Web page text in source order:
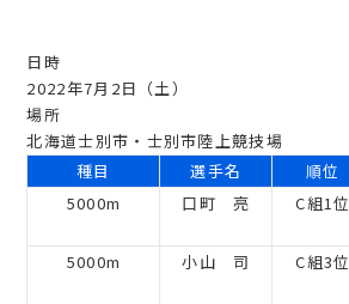
日時
2022年7月2日（土）
場所
北海道士別市・士別市陸上競技場
種目
選手名 順位
5000m
口町 亮 C組1位
5000m
小山 司 C組3位